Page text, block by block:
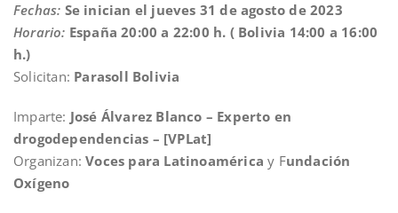
Fechas: Se inician el jueves 31 de agosto de 2023
Horario: España 20:00 a 22:00 h. ( Bolivia 14:00 a 16:00
h.)
Solicitan: Parasoll Bolivia
Imparte: José Álvarez Blanco – Experto en
drogodependencias – [VPLat]
Organizan:Voces para Latinoamérica y Fundación
Oxígeno